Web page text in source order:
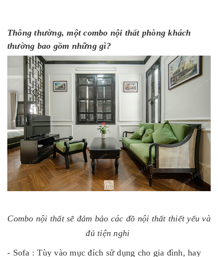
Thông thường, một combo nội thất phòng khách
thường bao gồm những gì?
Combo nội thất sẽ đảm bảo các đồ nội thất thiết yếu và
đủ tiện nghi
- Sofa : Tùy vào mục đích sử dụng cho gia đình, hay